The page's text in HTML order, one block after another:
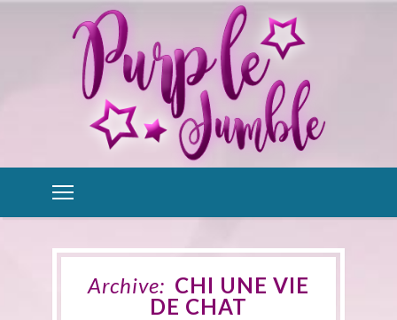
Archive: CHI UNE VIE
DE CHAT